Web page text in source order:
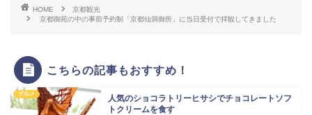
HOME
京都観光
京都御苑の中の事前予約制「京都仙洞御所」に当日受付で拝観してきました
こちらの記事もおすすめ！
グルメ
人気のショコラトリーヒサシでチョコレートソフ
トクリームを食す